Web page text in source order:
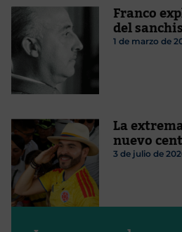
Franco
del
1 de marzo de
La
nuevo
3 de julio de